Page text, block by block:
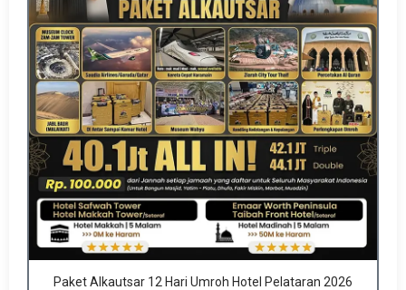
Paket Alkautsar 12 Hari Umroh Hotel Pelataran 2026